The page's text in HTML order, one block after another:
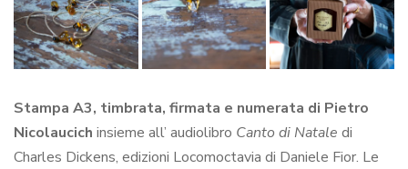
Stampa A3, timbrata, firmata e numerata di Pietro
Nicolaucich insieme all’ audiolibro Canto di Natale di
Charles Dickens, edizioni Locomoctavia di Daniele Fior. Le